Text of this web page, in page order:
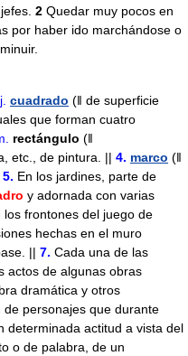
2 Quedar muy pocos en
por haber ido marchándose o
cuadrado (ǁ de superficie
que forman cuatro
rectángulo (ǁ
etc., de pintura. || 4. marco (ǁ
5. En los jardines, parte de
y adornada con varias
los frontones del juego de
hechas en el muro
|| 7. Cada una de las
actos de algunas obras
dramática y otros
personajes que durante
determinada actitud a vista del
o de palabra, de un